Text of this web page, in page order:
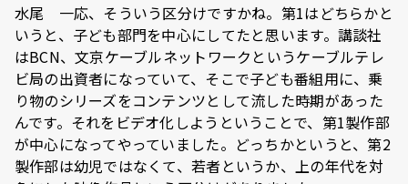
水尾 一応、そういう区分けですかね。第1はどちらかと
いうと、子ども部門を中心にしてたと思います。講談社
はBCN、文京ケーブルネットワークというケーブルテレ
ビ局の出資者になっていて、そこで子ども番組用に、乗
り物のシリーズをコンテンツとして流した時期があった
んです。それをビデオ化しようということで、第1製作部
が中心になってやっていました。どっちかというと、第2
製作部は幼児ではなくて、若者というか、上の年代を対